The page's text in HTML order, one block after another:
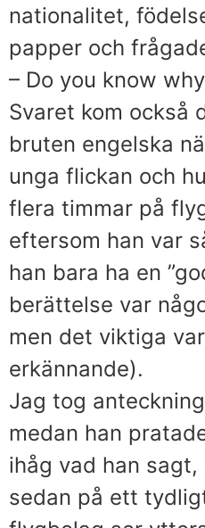
nationalitet,
papper och
– Do you know
Svaret kom också
bruten engelska
unga flickan och
flera timmar på
eftersom han var
han bara ha en
berättelse var
men det viktiga
erkännande).
Jag tog
medan han
ihåg vad han
sedan på ett